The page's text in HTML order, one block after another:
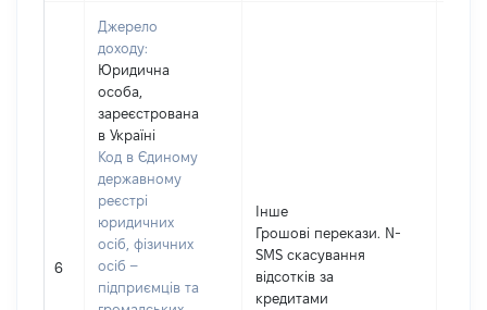
6
Джерело
доходу:
Юридична
особа,
зареєстрована
в Україні
Код в Єдиному
державному
реєстрі
юридичних
осіб, фізичних
осіб –
підприємців та
Інше
Грошові перекази. N-
SMS скасування
відсотків за
кредитами